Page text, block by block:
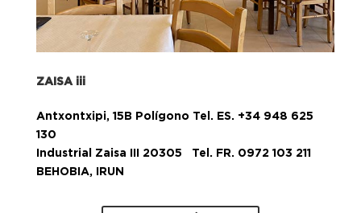
ZAISA iii
Antxontxipi, 15B Polígono Tel. ES. +34 948 625
130
Industrial Zaisa III 20305 Tel. FR. 0972 103 211
BEHOBIA, IRUN